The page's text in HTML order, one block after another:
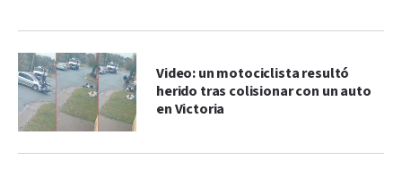
Video: un motociclista resultó
herido tras colisionar con un auto
en Victoria